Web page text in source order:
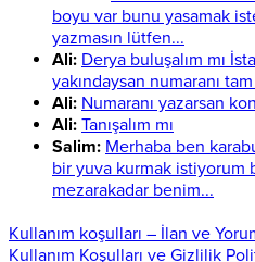
boyu var bunu yasamak
yazmasın lütfen...
Ali: Derya buluşalım mı
yakındaysan numaranı
Ali: Numaranı yazarsan
Ali: Tanışalım mı
Salim: Merhaba ben
bir yuva kurmak
mezarakadar benim...
Kullanım koşulları – İlan ve
Kullanım Koşulları ve Gizlilik